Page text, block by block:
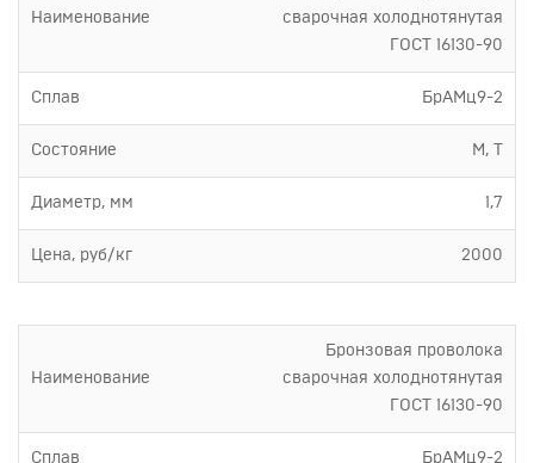
Наименование
сварочная холоднотянутая
ГОСТ 16130-90
Сплав БрАМц9-2
Состояние М, Т
Диаметр, мм 1,7
Цена, руб/кг 2000
Наименование
Бронзовая проволока
сварочная холоднотянутая
ГОСТ 16130-90
Сплав БрАМц9-2